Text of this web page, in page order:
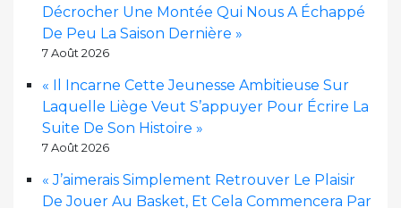
Décrocher Une Montée Qui Nous A Échappé
De Peu La Saison Dernière »
7 Août 2026
« Il Incarne Cette Jeunesse Ambitieuse Sur
Laquelle Liège Veut S’appuyer Pour Écrire La
Suite De Son Histoire »
7 Août 2026
« J’aimerais Simplement Retrouver Le Plaisir
De Jouer Au Basket, Et Cela Commencera Par